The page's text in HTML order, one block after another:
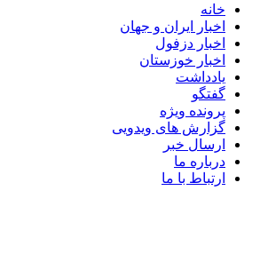
خانه
اخبار ایران و جهان
اخبار دزفول
اخبار خوزستان
یادداشت
گفتگو
پرونده ویژه
گزارش های ویدویی
ارسال خبر
درباره ما
ارتباط با ما